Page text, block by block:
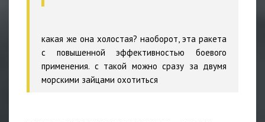
какая же она холостая? наоборот, эта ракета
с повышенной эффективностью боевого
применения. с такой можно сразу за двумя
морскими зайцами охотиться